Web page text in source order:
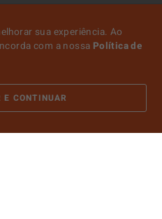
sua experiência. Ao
com a nossa Política de
E CONTINUAR